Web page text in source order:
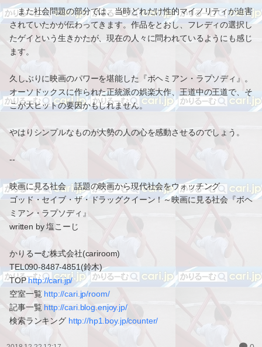
また社会問題の部分では、当時どれだけ性的マイノリティが迫害
されていたかが伝わってきます。作品をとおし、フレディの選択し
たゲイという生きかたが、現在の人々に問われているようにも感じ
ます。
久しぶりに映画のパワーを堪能した『ボヘミアン・ラプソディ』。
オーソドックスに作られた正統派の娯楽大作、王道中の王道で、そ
こが大ヒットの要因かもしれません。
やはりシンプルなものが大勢の人の心を感動させるのでしょう。
--
映画に見る社会 話題の映画から現代社会をウォッチング
ゴッド・セイブ・ザ・ドラッグクイーン！～映画に見る社会『ボヘ
ミアン・ラプソディ』
written by 塩こーじ
かりるーむ株式会社(cariroom)
TEL090-8487-4851(鈴木)
TOPhttp://cari.jp/
空室一覧 http://cari.jp/room/
記事一覧 http://cari.blog.enjoy.jp/
検索ランキング http://hp1.boy.jp/counter/